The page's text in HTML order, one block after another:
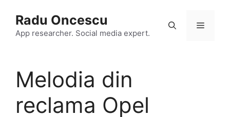
content
Radu Oncescu
App researcher. Social media expert.
Menu
Melodia din
reclama Opel